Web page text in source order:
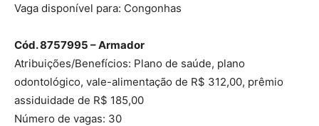
Vaga disponível para: Congonhas
Cód. 8757995 – Armador
Atribuições/Benefícios: Plano de saúde, plano
odontológico, vale-alimentação de R$ 312,00, prêmio
assiduidade de R$ 185,00
Número de vagas: 30